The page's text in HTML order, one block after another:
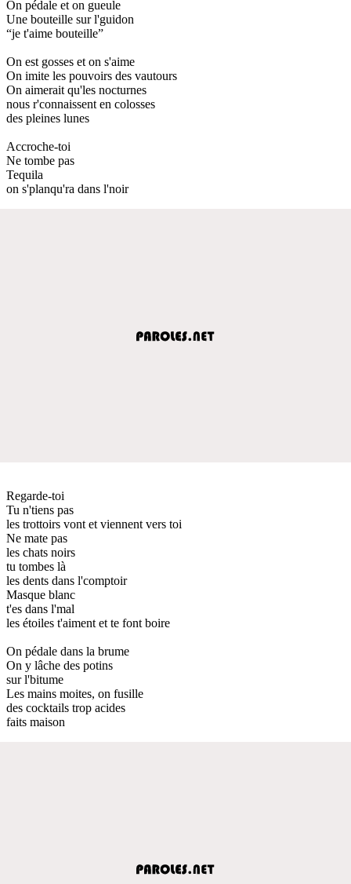
On pédale et on gueule
Une bouteille sur l'guidon
“je t'aime bouteille”
On est gosses et on s'aime
On imite les pouvoirs des vautours
On aimerait qu'les nocturnes
nous r'connaissent en colosses
des pleines lunes
Accroche-toi
Ne tombe pas
Tequila
on s'planqu'ra dans l'noir
Regarde-toi
Tu n'tiens pas
les trottoirs vont et viennent vers toi
Ne mate pas
les chats noirs
tu tombes là
les dents dans l'comptoir
Masque blanc
t'es dans l'mal
les étoiles t'aiment et te font boire
On pédale dans la brume
On y lâche des potins
sur l'bitume
Les mains moites, on fusille
des cocktails trop acides
faits maison